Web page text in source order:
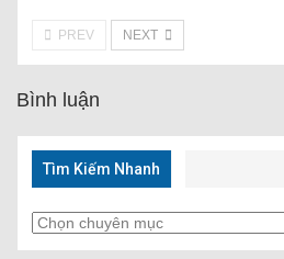
PREV NEXT
Bình luận
Tìm Kiếm Nhanh
Tìm
Kiếm